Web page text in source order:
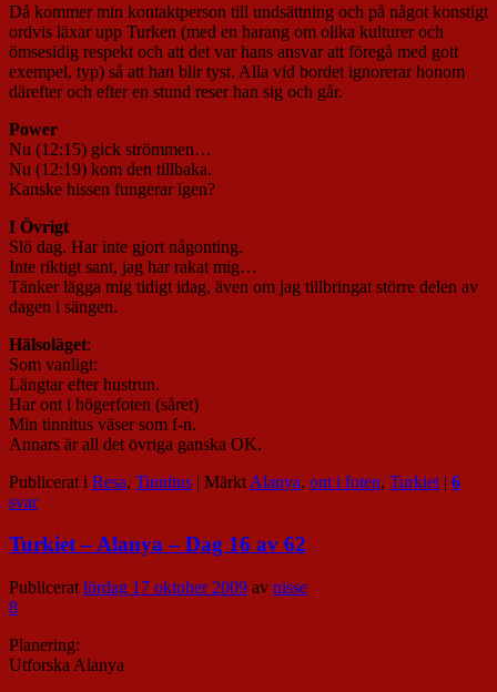
Då kommer min kontaktperson till undsättning och på något konstigt
ordvis läxar upp Turken (med en harang om olika kulturer och
ömsesidig respekt och att det var hans ansvar att föregå med gott
exempel, typ) så att han blir tyst. Alla vid bordet ignorerar honom
därefter och efter en stund reser han sig och går.
Power
Nu (12:15) gick strömmen…
Nu (12:19) kom den tillbaka.
Kanske hissen fungerar igen?
I Övrigt
Slö dag. Har inte gjort någonting.
Inte riktigt sant, jag har rakat mig…
Tänker lägga mig tidigt idag, även om jag tillbringat större delen av
dagen i sängen.
Hälsoläget:
Som vanligt:
Längtar efter hustrun.
Har ont i högerfoten (såret)
Min tinnitus väser som f-n.
Annars är all det övriga ganska OK.
Publicerat i Resa, Tinnitus | Märkt Alanya, ont i foten, Turkiet | 6
svar
Turkiet – Alanya – Dag 16 av 62
Publicerat lördag 17 oktober 2009 av nisse
8
Planering:
Utforska Alanya